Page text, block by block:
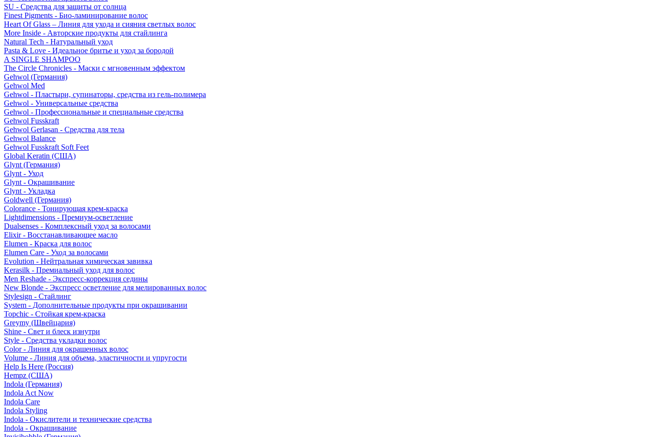
SU - Средства для защиты от солнца
Finest Pigments - Био-ламинирование волос
Heart Of Glass – Линия для ухода и сияния светлых волос
More Inside - Авторские продукты для стайлинга
Natural Tech - Натуральный уход
Pasta & Love - Идеальное бритье и уход за бородой
A SINGLE SHAMPOO
The Circle Chronicles - Маски с мгновенным эффектом
Gehwol (Германия)
Gehwol Med
Gehwol - Пластыри, супинаторы, средства из гель-полимера
Gehwol - Универсальные средства
Gehwol - Профессиональные и специальные средства
Gehwol Fusskraft
Gehwol Gerlasan - Средства для тела
Gehwol Balance
Gehwol Fusskraft Soft Feet
Global Keratin (США)
Glynt (Германия)
Glynt - Уход
Glynt - Окрашивание
Glynt - Укладка
Goldwell (Германия)
Colorance - Тонирующая крем-краска
Lightdimensions - Премиум-осветление
Dualsenses - Комплексный уход за волосами
Elixir - Восстанавливающее масло
Elumen - Краска для волос
Elumen Care - Уход за волосами
Evolution - Нейтральная химическая завивка
Kerasilk - Премиальный уход для волос
Men Reshade - Экспресс-коррекция седины
New Blonde - Экспресс осветление для мелированных волос
Stylesign - Стайлинг
System - Дополнительные продукты при окрашивании
Topchic - Стойкая крем-краска
Greymy (Швейцария)
Shine - Свет и блеск изнутри
Style - Средства укладки волос
Color - Линия для окрашенных волос
Volume - Линия для объема, эластичности и упругости
Help Is Here (Россия)
Hempz (США)
Indola (Германия)
Indola Act Now
Indola Care
Indola Styling
Indola - Окислители и технические средства
Indola - Окрашивание